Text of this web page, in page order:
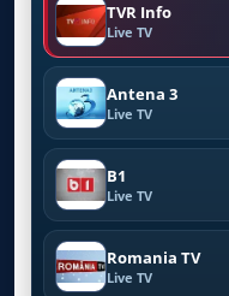
TVR Info
Live TV
Antena 3
Live TV
B1
Live TV
Romania TV
Live TV